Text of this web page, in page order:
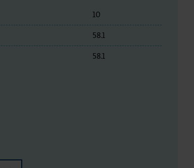
10
58.1
58.1